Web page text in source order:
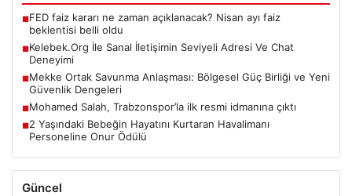
■FED faiz kararı ne zaman açıklanacak? Nisan ayı faiz
beklentisi belli oldu
■Kelebek.Org İle Sanal İletişimin Seviyeli Adresi Ve Chat
Deneyimi
■Mekke Ortak Savunma Anlaşması: Bölgesel Güç Birliği ve Yeni
Güvenlik Dengeleri
■Mohamed Salah, Trabzonspor’la ilk resmi idmanına çıktı
■2 Yaşındaki Bebeğin Hayatını Kurtaran Havalimanı
Personeline Onur Ödülü
Güncel